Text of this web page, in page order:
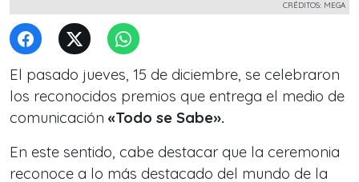
CRÉDITOS: MEGA
El pasado jueves, 15 de diciembre, se celebraron
los reconocidos premios que entrega el medio de
comunicación «Todo se Sabe».
En este sentido, cabe destacar que la ceremonia
reconoce a lo más destacado del mundo de la